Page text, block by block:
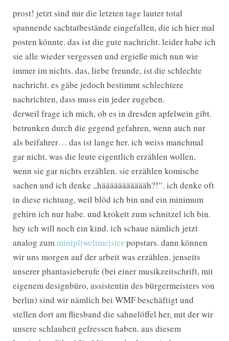
prost! jetzt sind mir die letzten tage lauter total
spannende sachtatbestände eingefallen, die ich hier mal
posten könnte. das ist die gute nachricht. leider habe ich
sie alle wieder vergessen und ergieße mich nun wie
immer im nichts. das, liebe freunde, ist die schlechte
nachricht. es gäbe jedoch bestimmt schlechtere
nachrichten, dass muss ein jeder zugeben.
derweil frage ich mich, ob es in dresden apfelwein gibt.
betrunken durch die gegend gefahren, wenn auch nur
als beifahrer… das ist lange her. ich weiss manchmal
gar nicht, was die leute eigentlich erzählen wollen,
wenn sie gar nichts erzählen. sie erzählen komische
sachen und ich denke „häääääääääääh?!“. ich denke oft
in diese richtung, weil blöd ich bin und ein minimum
gehirn ich nur habe. und krokett zum schnitzel ich bin.
hey ich will noch ein kind. ich schaue nämlich jetzt
analog zumminipliweltmeisterpopstars. dann können
wir uns morgen auf der arbeit was erzählen. jenseits
unserer phantasieberufe (bei einer musikzeitschrift, mit
eigenem designbüro, assistentin des bürgermeisters von
berlin) sind wir nämlich bei WMF beschäftigt und
stellen dort am fliesband die sahnelöffel her, mit der wir
unsere schlauheit gefressen haben. aus diesem